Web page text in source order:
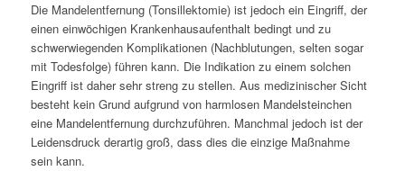
Die Mandelentfernung (Tonsillektomie) ist jedoch ein Eingriff, der
einen einwöchigen Krankenhausaufenthalt bedingt und zu
schwerwiegenden Komplikationen (Nachblutungen, selten sogar
mit Todesfolge) führen kann. Die Indikation zu einem solchen
Eingriff ist daher sehr streng zu stellen. Aus medizinischer Sicht
besteht kein Grund aufgrund von harmlosen Mandelsteinchen
eine Mandelentfernung durchzuführen. Manchmal jedoch ist der
Leidensdruck derartig groß, dass dies die einzige Maßnahme
sein kann.